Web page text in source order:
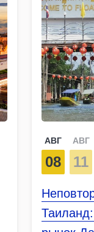
АВГ
08
АВГ
11